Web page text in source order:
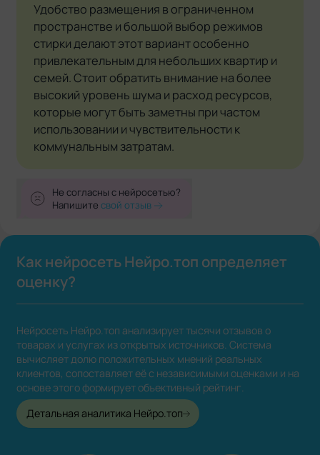
Удобство размещения в ограниченном
пространстве и большой выбор режимов
стирки делают этот вариант особенно
привлекательным для небольших квартир и
семей. Стоит обратить внимание на более
высокий уровень шума и расход ресурсов,
которые могут быть заметны при частом
использовании и чувствительности к
коммунальным затратам.
Не согласны с нейросетью?
Напишитесвой отзыв
Как нейросеть Нейро.топ определяет
оценку?
Нейросеть Нейро.топ анализирует тысячи отзывов о
товарах и услугах из открытых источников. Система
вычисляет долю положительных мнений реальных
клиентов, сопоставляет её с независимыми оценками и на
основе этого формирует объективный рейтинг.
Детальная аналитика Нейро.топ